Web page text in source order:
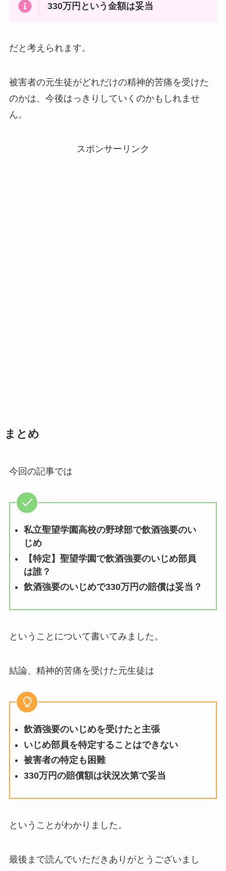
330万円という金額は妥当
だと考えられます。
被害者の元生徒がどれだけの精神的苦痛を受けた
のかは、今後はっきりしていくのかもしれませ
ん。
スポンサーリンク
まとめ
今回の記事では
私立聖望学園高校の野球部で飲酒強要のい
じめ
【特定】聖望学園で飲酒強要のいじめ部員
は誰？
飲酒強要のいじめで330万円の賠償は妥当？
ということについて書いてみました。
結論、精神的苦痛を受けた元生徒は
飲酒強要のいじめを受けたと主張
いじめ部員を特定することはできない
被害者の特定も困難
330万円の賠償額は状況次第で妥当
ということがわかりました。
最後まで読んでいただきありがとうございまし